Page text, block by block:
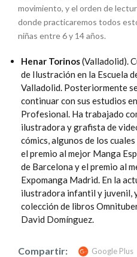
movimiento, y el orden de
donde practicaremos todos
niñas entre 6 y 14 años.
Henar Torinos(Valladolid).
de Ilustración en la Escuela
Valladolid. Posteriormente
continuar con sus estudios
Profesional. Ha trabajado
ilustradora y grafista de
cómics, algunos de los
el premio al mejor Manga
de Barcelona y el premio al
Expomanga Madrid. En la
ilustradora infantil y juvenil,
colección de libros
David Domínguez.
Compartir: Google Plus